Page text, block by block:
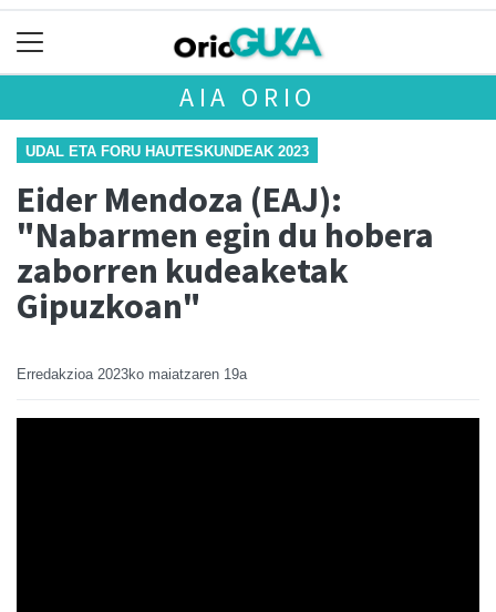
AIA ORIO
UDAL ETA FORU HAUTESKUNDEAK 2023
Eider Mendoza (EAJ):
"Nabarmen egin du hobera
zaborren kudeaketak
Gipuzkoan"
Erredakzioa 2023ko maiatzaren 19a